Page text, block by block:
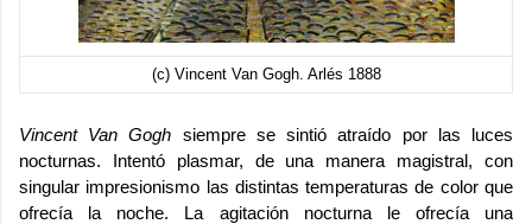
(c) Vincent Van Gogh. Arlés 1888
Vincent Van Gogh siempre se sintió atraído por las luces
nocturnas. Intentó plasmar, de una manera magistral, con
singular impresionismo las distintas temperaturas de color que
ofrecía la noche. La agitación nocturna le ofrecía una